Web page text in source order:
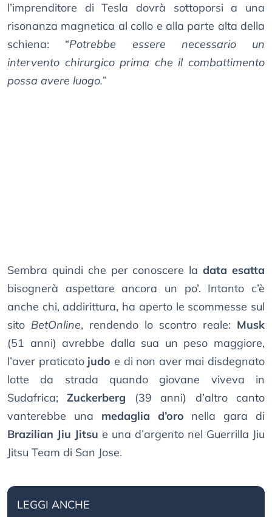
l’imprenditore di Tesla dovrà sottoporsi a una
risonanza magnetica al collo e alla parte alta della
schiena: “Potrebbe essere necessario un
intervento chirurgico prima che il combattimento
possa avere luogo.”
Sembra quindi che per conoscere ladata esatta
bisognerà aspettare ancora un po’. Intanto c’è
anche chi, addirittura, ha aperto le scommesse sul
sito BetOnline, rendendo lo scontro reale: Musk
(51 anni) avrebbe dalla sua un peso maggiore,
l’aver praticato judo e di non aver mai disdegnato
lotte da strada quando giovane viveva in
Sudafrica;Zuckerberg (39 anni) d’altro canto
vanterebbe una medaglia d’oro nella gara di
Brazilian Jiu Jitsu e una d’argento nel Guerrilla Jiu
Jitsu Team di San Jose.
LEGGI ANCHE